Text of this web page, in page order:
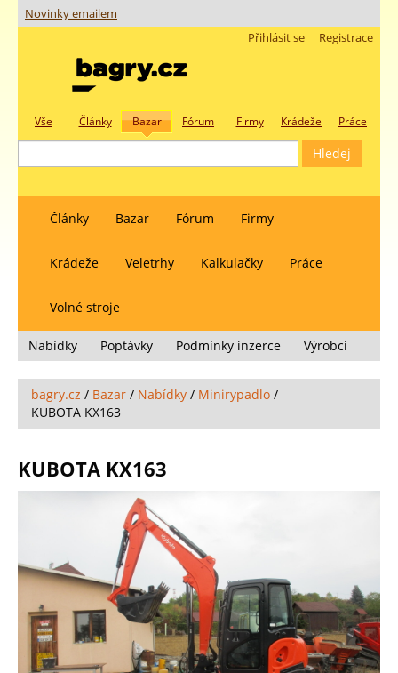
Novinky emailem
Registrace
Přihlásit se
Vše Články Bazar Fórum Firmy Krádeže Práce
Články Bazar Fórum Firmy
Krádeže Veletrhy Kalkulačky Práce
Volné stroje
Nabídky Poptávky Podmínky inzerce Výrobci
bagry.cz / Bazar / Nabídky / Minirypadlo /
KUBOTA KX163
KUBOTA KX163